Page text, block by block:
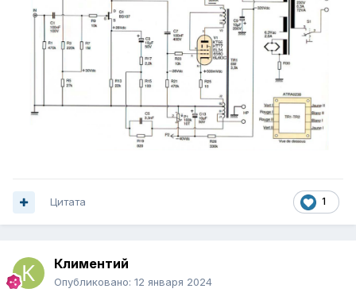
1
Цитата
Климентий
Опубликовано: 12 января 2024